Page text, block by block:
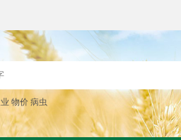
物价 病虫